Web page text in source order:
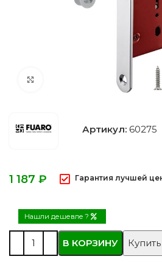
Нажмите, чтобы увеличить
Артикул: 60275
₽ Гарантия лучшей
Нашли дешевле ?
В КОРЗИНУ